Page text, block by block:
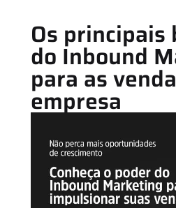
Os principais
do Inbound
para as
empresa